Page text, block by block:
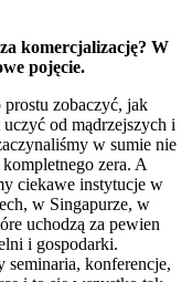
komercjalizację? W
pojęcie.
prostu zobaczyć, jak
od mądrzejszych i
w sumie nie
zera. A
ciekawe instytucje w
w Singapurze, w
uchodzą za pewien
i gospodarki.
konferencje,